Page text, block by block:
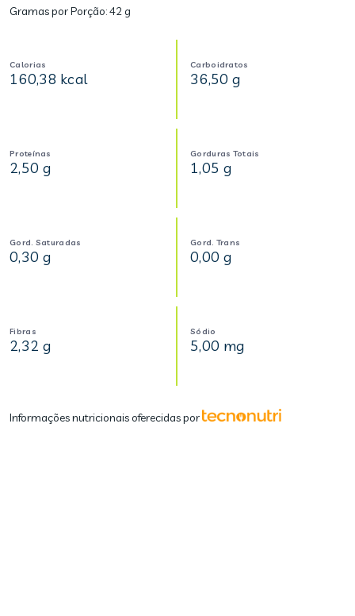
Gramas por Porção:42 g
Calorias
160,38 kcal
Carboidratos
36,50 g
Proteínas
2,50 g
Gorduras Totais
1,05 g
Gord. Saturadas
0,30 g
Gord. Trans
0,00 g
Fibras
2,32 g
Sódio
5,00 mg
Informações nutricionais oferecidas por